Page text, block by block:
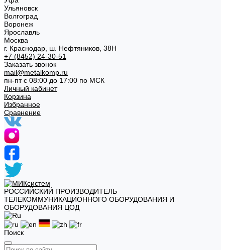
Ульяновск
Волгоград
Воронеж
Ярославль
Москва
г. Краснодар, ш. Нефтяников, 38Н
+7 (8452) 24-30-51
Заказать звонок
mail@metalkomp.ru
пн-пт с 08:00 до 17:00 по МСК
Личный кабинет
Корзина
Избранное
Сравнение
РОССИЙСКИЙ ПРОИЗВОДИТЕЛЬ
ТЕЛЕКОММУНИКАЦИОННОГО ОБОРУДОВАНИЯ И
ОБОРУДОВАНИЯ ЦОД
Поиск